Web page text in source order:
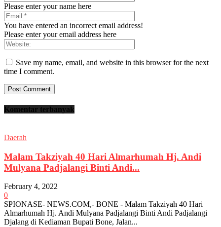
Please enter your name here
You have entered an incorrect email address!
Please enter your email address here
Save my name, email, and website in this browser for the next
time I comment.
Komentar terbanyak
Daerah
Malam Takziyah 40 Hari Almarhumah Hj. Andi
Mulyana Padjalangi Binti Andi...
February 4, 2022
0
SPIONASE- NEWS.COM,- BONE - Malam Takziyah 40 Hari
Almarhumah Hj. Andi Mulyana Padjalangi Binti Andi Padjalangi
Djalang di Kediaman Bupati Bone, Jalan...